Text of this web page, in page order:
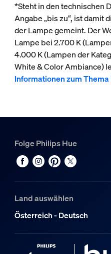
*Steht in den technischen
Angabe „bis zu“, ist damit
der Lampe gemeint. Der
Lampe bei 2.700 K
4.000 K (Lampen der
White & Color Ambiance)
Informationen zum
Folge Philips Hue
Land auswählen
Österreich - Deutsch